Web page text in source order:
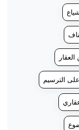
الترسيم